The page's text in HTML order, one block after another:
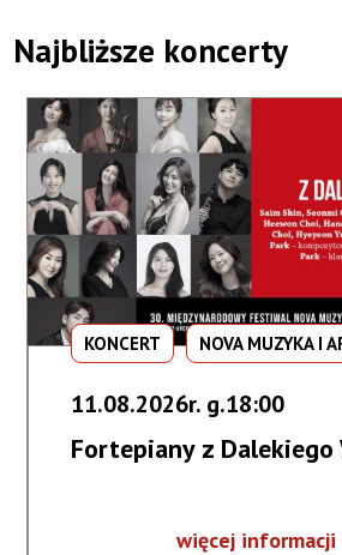
Najbliższe koncerty
KONCERT NOVA MUZYKA I
11.08.2026r. g.18:00
Fortepiany z Dalekiego
więcej informacji